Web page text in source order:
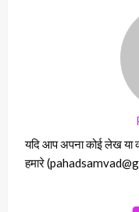
यदि आप अपना कोई लेख या
हमारे